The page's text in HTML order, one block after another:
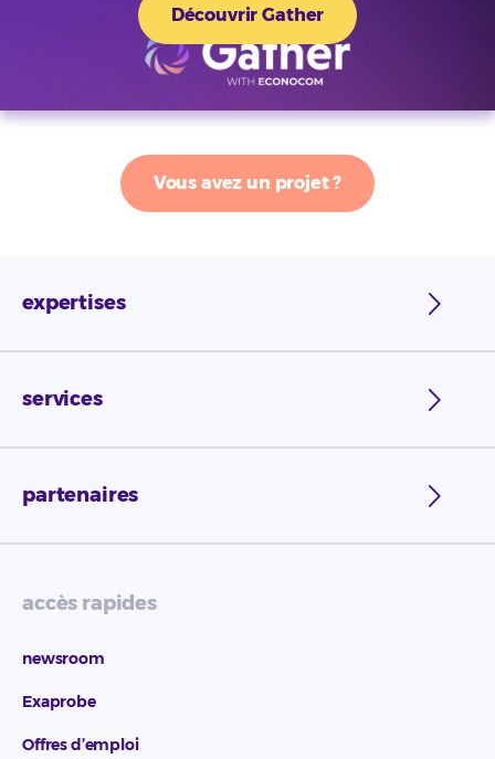
Découvrir Gather
Vous avez un projet ?
expertises
services
partenaires
accès rapides
newsroom
Exaprobe
Offres d’emploi